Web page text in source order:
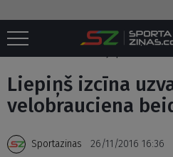
Sākums Riteņbraukšana /
Liepiņš izcīna
velobrauciena
Sportazinas 26/11/2016 16:36